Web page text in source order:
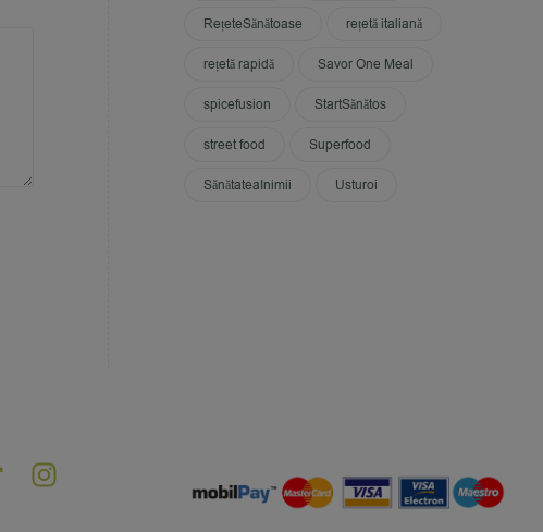
RețeteSănătoase rețetă italiană
rețetă rapidă Savor One Meal
spicefusion StartSănătos
street food Superfood
SănătateaInimii Usturoi